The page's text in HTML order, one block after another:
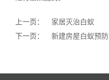
上一页：
家居灭治白蚁
下一页：
新建房屋白蚁预防